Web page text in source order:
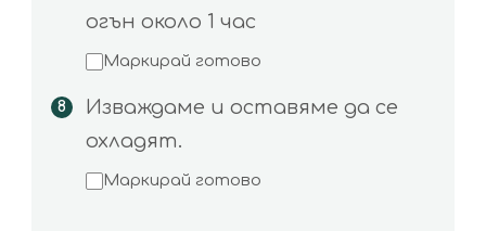
огън около 1 час
Маркирай готово
Изваждаме и оставяме да се
охладят.
Маркирай готово